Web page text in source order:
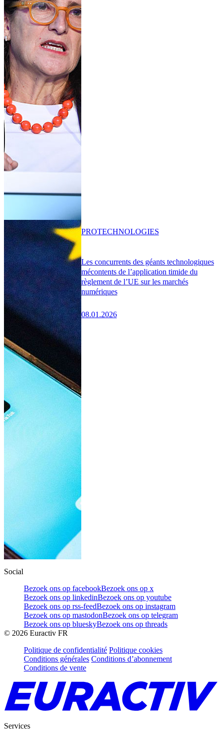
Les concurrents des géants technologiques
mécontents de l’application timide du
règlement de l’UE sur les marchés
numériques
08.01.2026
PROTECHNOLOGIES
Social
Bezoek ons op facebookBezoek ons op x
Bezoek ons op linkedinBezoek ons op youtube
Bezoek ons op rss-feedBezoek ons op instagram
Bezoek ons op mastodonBezoek ons op telegram
Bezoek ons op blueskyBezoek ons op threads
© 2026 Euractiv FR
Politique de confidentialité Politique cookies
Conditions générales Conditions d’abonnement
Conditions de vente
Services